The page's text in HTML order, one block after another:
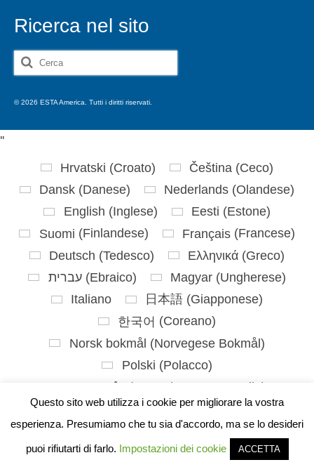
Ricerca nel sito
Cerca:
© 2026 ESTA America. Tutti i diritti riservati.
Questo sito web utilizza i cookie per migliorare la vostra
esperienza. Presumiamo che tu sia d'accordo, ma se lo desideri
puoi rifiutarti di farlo. Impostazioni dei cookie ACCETTA
''
Hrvatski (Croato) Čeština (Ceco)
Dansk (Danese) Nederlands (Olandese)
English (Inglese) Eesti (Estone)
Suomi (Finlandese) Français(Francese)
Deutsch (Tedesco) Ελληνικά (Greco)
עברית(Ebraico) Magyar(Ungherese)
Italiano
日本語 (Giapponese)
한국어 (Coreano)
Norsk bokmål (Norvegese Bokmål)
Polski (Polacco)
Português
( Portoghese, Portogallo)
Slovenčina(Slavo) Slovenščina(Sloveno
Español(Spagnolo ) Svenska(Svedese)